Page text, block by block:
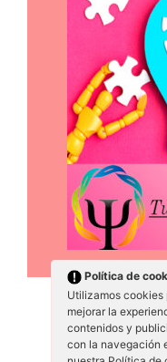
© 2026
Política de
Utilizamos cookies
mejorar la
contenidos y
con la navegación